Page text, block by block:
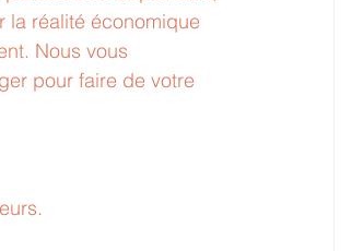
la réalité économique
Nous vous
pour faire de votre